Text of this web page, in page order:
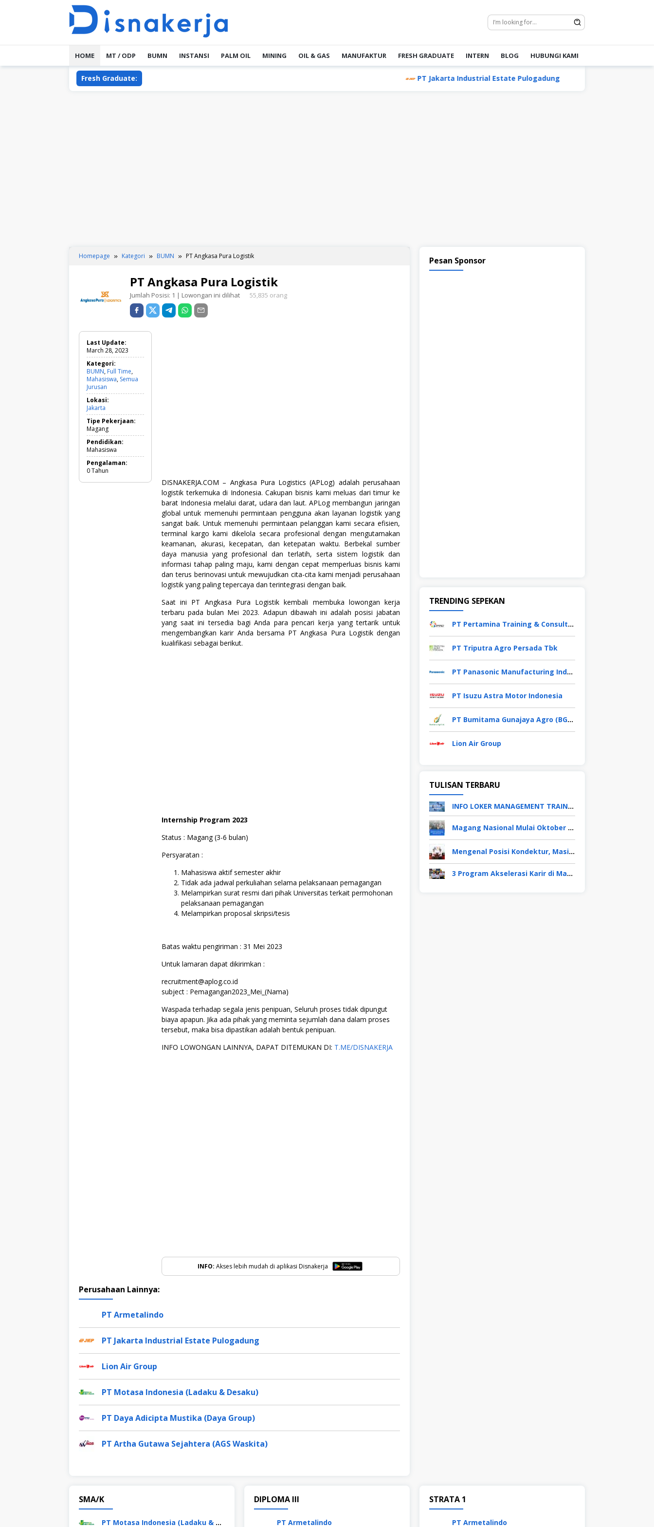
HOME MT / ODP BUMN INSTANSI PALM OIL MINING OIL & GAS MANUFAKTUR FRESH GRADUATE INTERN BLOG HUBUNGI KAMI
Fresh Graduate: PT Jakarta Industrial Estate Pulogadung Lion Air Group
Homepage Kategori BUMN PT Angkasa Pura Logistik
PT Angkasa Pura Logistik
Jumlah Posisi: 1 | Lowongan ini dilihat 55,835 orang
Last Update:
March 28, 2023
Kategori:
BUMN, Full Time,
Mahasiswa, Semua
Jurusan
U
M
,
F
u
l
l
T
i
m
e
Lokasi:
Jakarta
Tipe Pekerjaan:
Magang
Pendidikan:
Mahasiswa
Pengalaman:
0 Tahun
DISNAKERJA.COM – Angkasa Pura Logistics (APLog) adalah perusahaan
logistik terkemuka di Indonesia. Cakupan bisnis kami meluas dari timur ke
barat Indonesia melalui darat, udara dan laut. APLog membangun jaringan
global untuk memenuhi permintaan pengguna akan layanan logistik yang
sangat baik. Untuk memenuhi permintaan pelanggan kami secara efisien,
terminal kargo kami dikelola secara profesional dengan mengutamakan
keamanan, akurasi, kecepatan, dan ketepatan waktu. Berbekal sumber
daya manusia yang profesional dan terlatih, serta sistem logistik dan
informasi tahap paling maju, kami dengan cepat memperluas bisnis kami
dan terus berinovasi untuk mewujudkan cita-cita kami menjadi perusahaan
logistik yang paling tepercaya dan terintegrasi dengan baik.
Saat ini PT Angkasa Pura Logistik kembali membuka lowongan kerja
terbaru pada bulan Mei 2023. Adapun dibawah ini adalah posisi jabatan
yang saat ini tersedia bagi Anda para pencari kerja yang tertarik untuk
mengembangkan karir Anda bersama PT Angkasa Pura Logistik dengan
kualifikasi sebagai berikut.
Internship Program 2023
Status : Magang (3-6 bulan)
Persyaratan :
Mahasiswa aktif semester akhir
Tidak ada jadwal perkuliahan selama pelaksanaan pemagangan
Melampirkan surat resmi dari pihak Universitas terkait permohonan
pelaksanaan pemagangan
Melampirkan proposal skripsi/tesis
Batas waktu pengiriman : 31 Mei 2023
Untuk lamaran dapat dikirimkan :
recruitment@aplog.co.id
subject : Pemagangan2023_Mei_(Nama)
Waspada terhadap segala jenis penipuan, Seluruh proses tidak dipungut
biaya apapun. Jika ada pihak yang meminta sejumlah dana dalam proses
tersebut, maka bisa dipastikan adalah bentuk penipuan.
INFO LOWONGAN LAINNYA, DAPAT DITEMUKAN DI: T.ME/DISNAKERJA
INFO: Akses lebih mudah di aplikasi Disnakerja
Perusahaan Lainnya:
PT Armetalindo
PT Jakarta Industrial Estate Pulogadung
Lion Air Group
PT Motasa Indonesia (Ladaku & Desaku)
PT Daya Adicipta Mustika (Daya Group)
PT Artha Gutawa Sejahtera (AGS Waskita)
Pesan Sponsor
TRENDING SEPEKAN
PT Pertamina Training & Consulting (PTC)
PT Triputra Agro Persada Tbk
PT Panasonic Manufacturing Indonesia
PT Isuzu Astra Motor Indonesia
PT Bumitama Gunajaya Agro (BGA Group)
Lion Air Group
TULISAN TERBARU
INFO LOKER MANAGEMENT TRAINEE APRIL 2026
Magang Nasional Mulai Oktober 2025, Fresh Graduate Dapat Gaji UMP Selama 6 Bulan
Mengenal Posisi Kondektur, Masinis, Asisten PPKA, Pemeliharaan Sarana dan Prasarana, Polsuska (Polisi Khusus Kereta Api), di PT KAI
3 Program Akselerasi Karir di Mayora Group. Apa Saja? Berikut Penjelasannya
SMA/K
PT Motasa Indonesia (Ladaku & Desaku)
DIPLOMA III
PT Armetalindo
STRATA 1
PT Armetalindo